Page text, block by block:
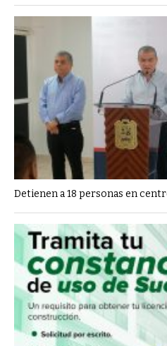
Detienen a 18 personas en